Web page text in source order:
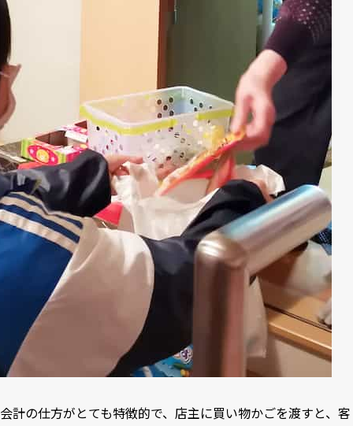
会計の仕方がとても特徴的で、店主に買い物かごを渡すと、客